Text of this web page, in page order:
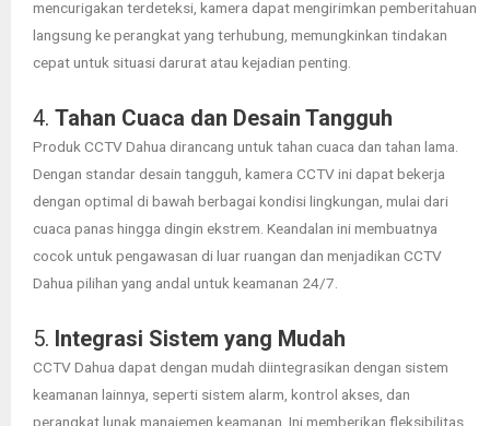
mencurigakan terdeteksi, kamera dapat mengirimkan pemberitahuan
langsung ke perangkat yang terhubung, memungkinkan tindakan
cepat untuk situasi darurat atau kejadian penting.
4. Tahan Cuaca dan Desain Tangguh
Produk CCTV Dahua dirancang untuk tahan cuaca dan tahan lama.
Dengan standar desain tangguh, kamera CCTV ini dapat bekerja
dengan optimal di bawah berbagai kondisi lingkungan, mulai dari
cuaca panas hingga dingin ekstrem. Keandalan ini membuatnya
cocok untuk pengawasan di luar ruangan dan menjadikan CCTV
Dahua pilihan yang andal untuk keamanan 24/7.
5. Integrasi Sistem yang Mudah
CCTV Dahua dapat dengan mudah diintegrasikan dengan sistem
keamanan lainnya, seperti sistem alarm, kontrol akses, dan
perangkat lunak manajemen keamanan. Ini memberikan fleksibilitas